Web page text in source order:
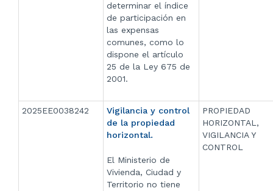
determinar el índice
de participación en
las expensas
comunes, como lo
dispone el artículo
25 de la Ley 675 de
2001.
2025EE0038242
Vigilancia y control
de la propiedad
horizontal.
El Ministerio de
Vivienda, Ciudad y
Territorio no tiene
PROPIEDAD
HORIZONTAL,
VIGILANCIA Y
CONTROL